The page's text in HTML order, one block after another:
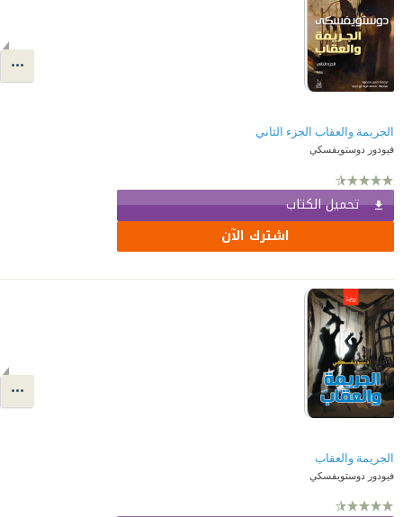
الجريمة والعقاب الجزء الثاني
فيودور دوستويفسكي
تحميل الكتاب
اشترك الآن
الجريمة والعقاب
فيودور دوستويفسكي